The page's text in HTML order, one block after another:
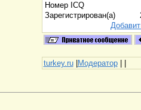
Номер ICQ
Зарегистрирован(а)
turkey.ru|Модератор| |